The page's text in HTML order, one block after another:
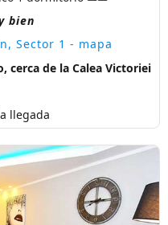
bien
Sector 1 - mapa
cerca de la Calea Victoriei
llegada